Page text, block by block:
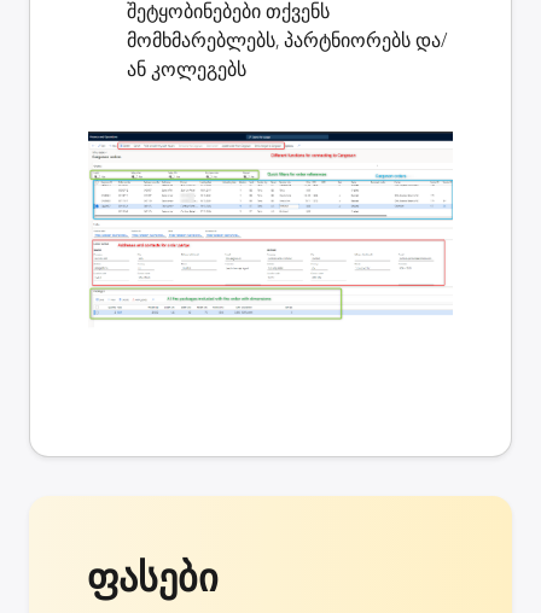
შეტყობინებები თქვენს
მომხმარებლებს, პარტნიორებს და/
ან კოლეგებს
ფასები